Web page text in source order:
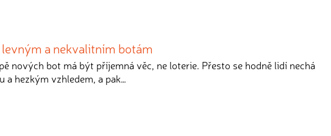
a nekvalitním botám
nových bot má být příjemná věc, ne loterie. Přesto se hodně lidí nechá
a hezkým vzhledem, a pak…